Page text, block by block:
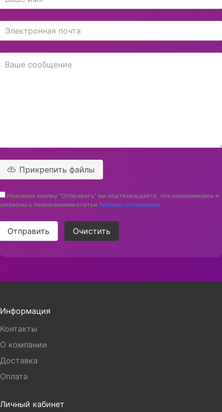
Прикрепить файлы
Нажимая кнопку "Отправить" вы подтверждаете, что ознакомились и
с положениями статьи Условия соглашения
Отправить Очистить
Информация
Контакты
О компании
Доставка
Оплата
Личный кабинет